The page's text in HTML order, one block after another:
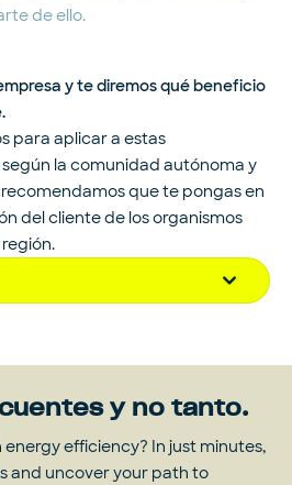
de ello.
y te diremos qué beneficio
para aplicar a estas
la comunidad autónoma y
que te pongas en
del cliente de los organismos
y no tanto.
efficiency? In just minutes,
and uncover your path to